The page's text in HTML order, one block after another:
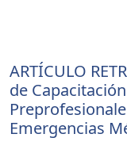
ARTÍCULO
de
Emergencias